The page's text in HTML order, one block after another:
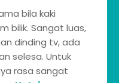
bila kaki
bilik. Sangat luas,
dinding tv, ada
selesa. Untuk
rasa sangat